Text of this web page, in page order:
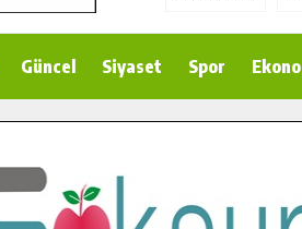
Pusula Maraş Kampında Yeni
Jandarma Komutanı Karakaya’dan
Güncel Siyaset Spor